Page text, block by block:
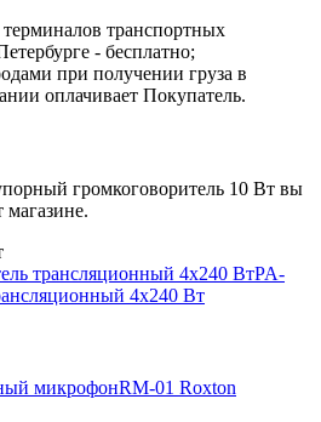
терминалов транспортных
- бесплатно;
при получении груза в
оплачивает Покупатель.
громкоговоритель 10 Вт вы
PA-
4х240 Вт
RM-01 Roxton